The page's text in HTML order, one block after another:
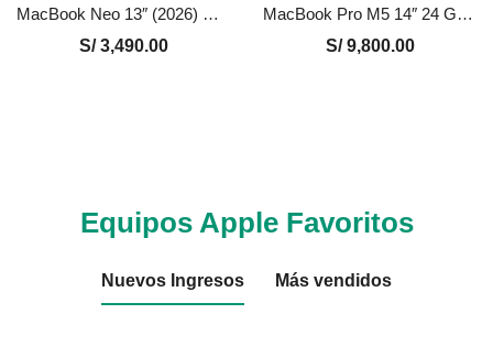
MacBook Neo 13″ (2026) Chip A18 Pro 8GB 256GB
S/3,490.00
MacBook Pro M5 14″ 24 GB – 1 TB Nuevo en Perú | Negro, Precio y Garantía
S/9,800.00
Equipos Apple Favoritos
Nuevos Ingresos Más vendidos